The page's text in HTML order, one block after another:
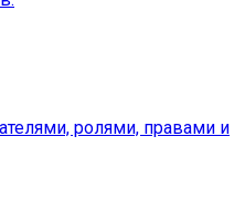
ролями, правами и